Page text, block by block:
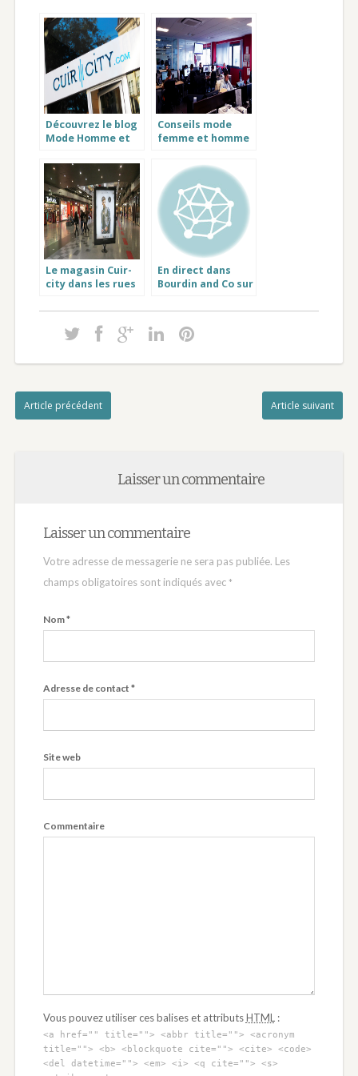
Découvrez le blog
Mode Homme et
Vetements Cuir
de Marque
Conseils mode
femme et homme
cuir-city
Le magasin Cuir-
city dans les rues
de Calais 59
En direct dans
Bourdin and Co sur
City.com pour
acheter un
blouson en cuir
Article précédent Article suivant
Laisser un commentaire
Laisser un commentaire
Votre adresse de messagerie ne sera pas publiée. Les
champs obligatoires sont indiqués avec *
Nom*
Adresse de contact *
Site web
Commentaire
Vous pouvez utiliser ces balises et attributsHTML :
<a href="" title=""> <abbr title=""> <acronym
title=""> <b> <blockquote cite=""> <cite> <code>
<del datetime=""> <em> <i> <q cite=""> <s>